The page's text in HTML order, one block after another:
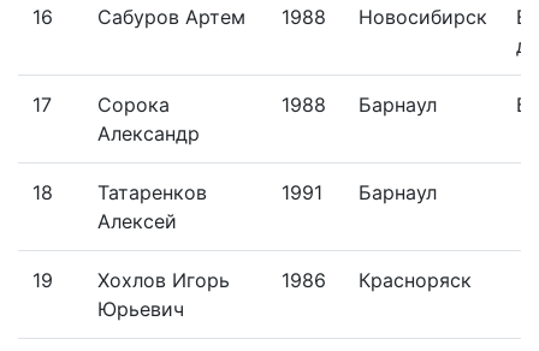
16 Сабуров Артем 1988 Новосибирск
17
Сорока
Александр
1988 Барнаул
18
Татаренков
Алексей
1991 Барнаул
19
Хохлов Игорь
Юрьевич
1986 Красноряск